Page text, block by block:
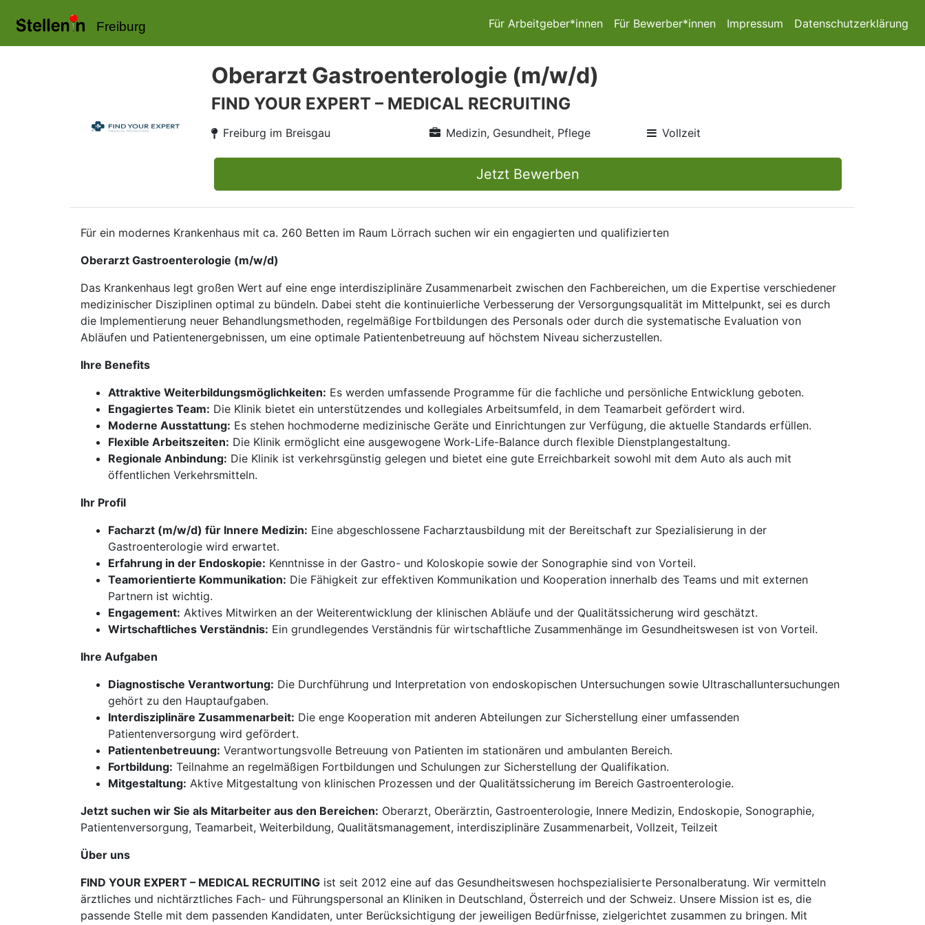
Freiburg Für Arbeitgeber*innen Für Bewerber*innen Impressum Datenschutzerklärung
Oberarzt Gastroenterologie (m/w/d)
FIND YOUR EXPERT – MEDICAL RECRUITING
Freiburg im Breisgau Medizin, Gesundheit, Pflege Vollzeit
Jetzt Bewerben
Für ein modernes Krankenhaus mit ca. 260 Betten im Raum Lörrach suchen wir ein engagierten und qualifizierten
Oberarzt Gastroenterologie (m/w/d)
Das Krankenhaus legt großen Wert auf eine enge interdisziplinäre Zusammenarbeit zwischen den Fachbereichen, um die Expertise verschiedener
medizinischer Disziplinen optimal zu bündeln. Dabei steht die kontinuierliche Verbesserung der Versorgungsqualität im Mittelpunkt, sei es durch
die Implementierung neuer Behandlungsmethoden, regelmäßige Fortbildungen des Personals oder durch die systematische Evaluation von
Abläufen und Patientenergebnissen, um eine optimale Patientenbetreuung auf höchstem Niveau sicherzustellen.
Ihre Benefits
Attraktive Weiterbildungsmöglichkeiten: Es werden umfassende Programme für die fachliche und persönliche Entwicklung geboten.
Engagiertes Team: Die Klinik bietet ein unterstützendes und kollegiales Arbeitsumfeld, in dem Teamarbeit gefördert wird.
Moderne Ausstattung: Es stehen hochmoderne medizinische Geräte und Einrichtungen zur Verfügung, die aktuelle Standards erfüllen.
Flexible Arbeitszeiten: Die Klinik ermöglicht eine ausgewogene Work-Life-Balance durch flexible Dienstplangestaltung.
Regionale Anbindung: Die Klinik ist verkehrsgünstig gelegen und bietet eine gute Erreichbarkeit sowohl mit dem Auto als auch mit
öffentlichen Verkehrsmitteln.
Ihr Profil
Facharzt (m/w/d) für Innere Medizin: Eine abgeschlossene Facharztausbildung mit der Bereitschaft zur Spezialisierung in der
Gastroenterologie wird erwartet.
Erfahrung in der Endoskopie: Kenntnisse in der Gastro- und Koloskopie sowie der Sonographie sind von Vorteil.
Teamorientierte Kommunikation: Die Fähigkeit zur effektiven Kommunikation und Kooperation innerhalb des Teams und mit externen
Partnern ist wichtig.
Engagement: Aktives Mitwirken an der Weiterentwicklung der klinischen Abläufe und der Qualitätssicherung wird geschätzt.
Wirtschaftliches Verständnis: Ein grundlegendes Verständnis für wirtschaftliche Zusammenhänge im Gesundheitswesen ist von Vorteil.
Ihre Aufgaben
Diagnostische Verantwortung: Die Durchführung und Interpretation von endoskopischen Untersuchungen sowie Ultraschalluntersuchungen
gehört zu den Hauptaufgaben.
Interdisziplinäre Zusammenarbeit: Die enge Kooperation mit anderen Abteilungen zur Sicherstellung einer umfassenden
Patientenversorgung wird gefördert.
Patientenbetreuung: Verantwortungsvolle Betreuung von Patienten im stationären und ambulanten Bereich.
Fortbildung: Teilnahme an regelmäßigen Fortbildungen und Schulungen zur Sicherstellung der Qualifikation.
Mitgestaltung: Aktive Mitgestaltung von klinischen Prozessen und der Qualitätssicherung im Bereich Gastroenterologie.
Jetzt suchen wir Sie als Mitarbeiter aus den Bereichen: Oberarzt, Oberärztin, Gastroenterologie, Innere Medizin, Endoskopie, Sonographie,
Patientenversorgung, Teamarbeit, Weiterbildung, Qualitätsmanagement, interdisziplinäre Zusammenarbeit, Vollzeit, Teilzeit
Über uns
FIND YOUR EXPERT – MEDICAL RECRUITING ist seit 2012 eine auf das Gesundheitswesen hochspezialisierte Personalberatung. Wir vermitteln
ärztliches und nichtärztliches Fach- und Führungspersonal an Kliniken in Deutschland, Österreich und der Schweiz. Unsere Mission ist es, die
passende Stelle mit dem passenden Kandidaten, unter Berücksichtigung der jeweiligen Bedürfnisse, zielgerichtet zusammen zu bringen. Mit